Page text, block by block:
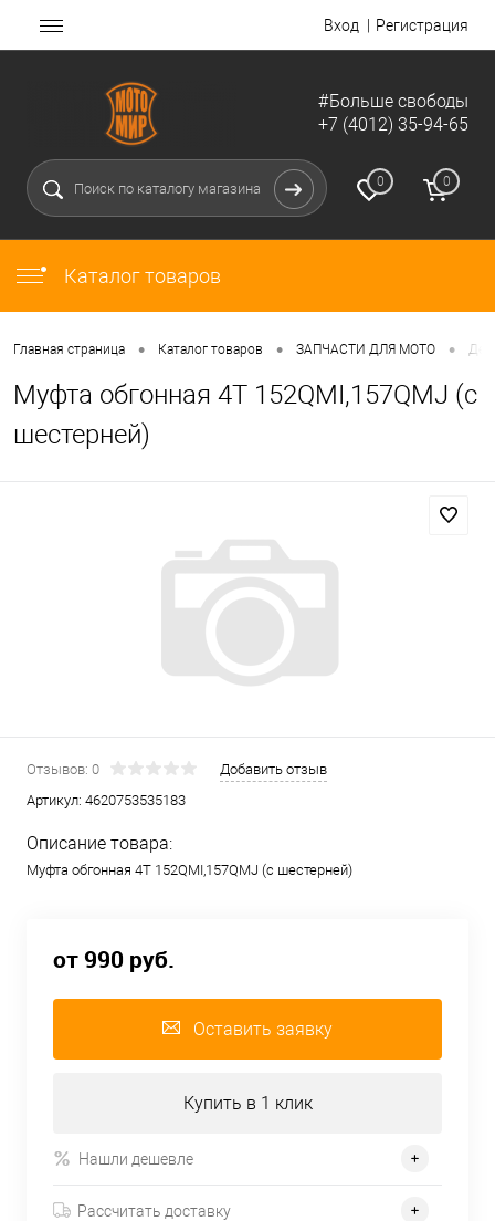
Вход Регистрация
#Больше свободы
+7 (4012) 35-94-65
0 0
Каталог товаров
Главная страница • Каталог товаров • ЗАПЧАСТИ ДЛЯ МОТО •
Муфта обгонная 4Т 152QMI,157QMJ (с
шестерней)
Отзывов: 0
Добавить отзыв
Артикул: 4620753535183
Описание товара:
Муфта обгонная 4Т 152QMI,157QMJ (с шестерней)
от 990 руб.
Оставить заявку
Купить в 1 клик
Нашли дешевле
Рассчитать доставку